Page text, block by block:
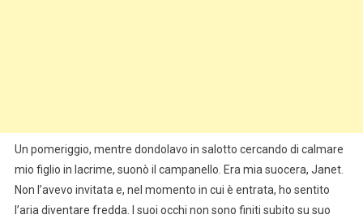
Un pomeriggio, mentre dondolavo in salotto cercando di calmare
mio figlio in lacrime, suonò il campanello. Era mia suocera, Janet.
Non l’avevo invitata e, nel momento in cui è entrata, ho sentito
l’aria diventare fredda. I suoi occhi non sono finiti subito su suo